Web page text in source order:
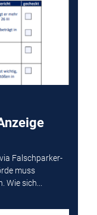
Falschparker-
muss
sich...